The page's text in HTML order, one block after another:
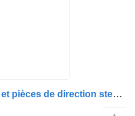
Demi-essieu IVECO essieu et pièces de direction steekas l=99,5 42538335 pour camion